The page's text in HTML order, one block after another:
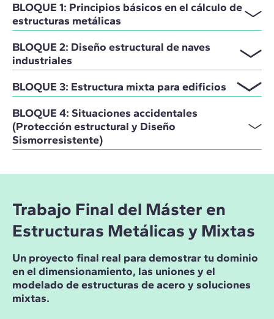
BLOQUE 1: Principios básicos en el cálculo de
estructuras metálicas
BLOQUE 2: Diseño estructural de naves
industriales
BLOQUE 3: Estructura mixta para edificios
BLOQUE 4: Situaciones accidentales
(Protección estructural y Diseño
Sismorresistente)
Trabajo Final del Máster en
Estructuras Metálicas y Mixtas
Un proyecto final real para demostrar tu dominio
en el dimensionamiento, las uniones y el
modelado de estructuras de acero y soluciones
mixtas.